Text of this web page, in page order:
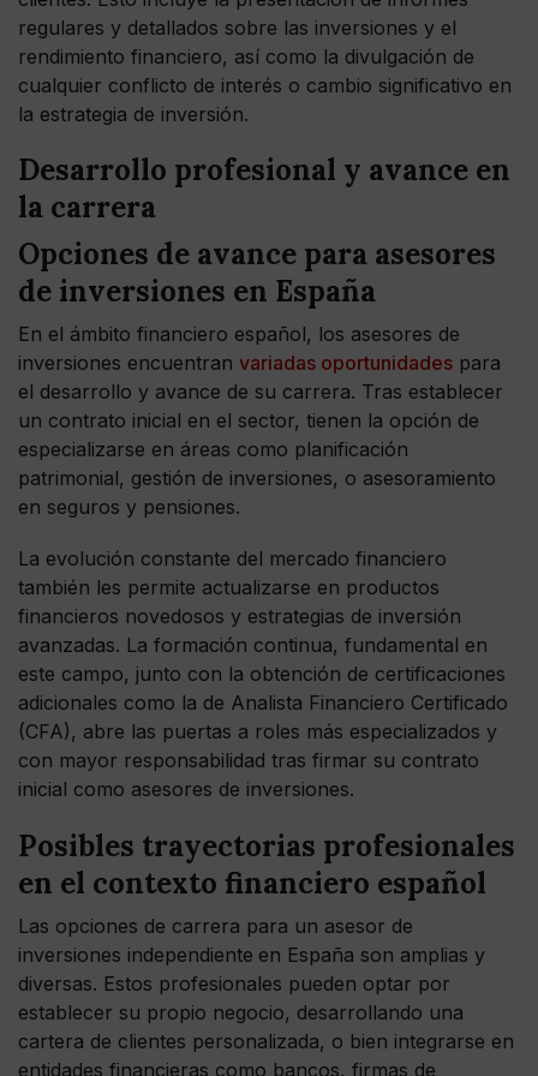
regulares y detallados sobre las inversiones y el
rendimiento financiero, así como la divulgación de
cualquier conflicto de interés o cambio significativo en
la estrategia de inversión.
Desarrollo profesional y avance en
la carrera
Opciones de avance para asesores
de inversiones en España
En el ámbito financiero español, los asesores de
inversiones encuentran variadas oportunidades para
el desarrollo y avance de su carrera. Tras establecer
un contrato inicial en el sector, tienen la opción de
especializarse en áreas como planificación
patrimonial, gestión de inversiones, o asesoramiento
en seguros y pensiones.
La evolución constante del mercado financiero
también les permite actualizarse en productos
financieros novedosos y estrategias de inversión
avanzadas. La formación continua, fundamental en
este campo, junto con la obtención de certificaciones
adicionales como la de Analista Financiero Certificado
(CFA), abre las puertas a roles más especializados y
con mayor responsabilidad tras firmar su contrato
inicial como asesores de inversiones.
Posibles trayectorias profesionales
en el contexto financiero español
Las opciones de carrera para un asesor de
inversiones independiente en España son amplias y
diversas. Estos profesionales pueden optar por
establecer su propio negocio, desarrollando una
cartera de clientes personalizada, o bien integrarse en
entidades financieras como bancos, firmas de